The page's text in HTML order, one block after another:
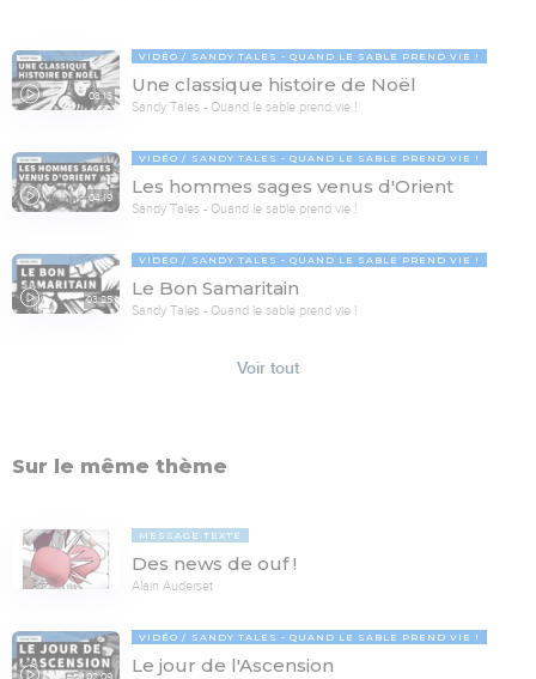
03:13
VIDÉO SANDY TALES - QUAND LE SABLE PREND VIE !
Une classique histoire de Noël
Sandy Tales - Quand le sable prend vie !
04:19
VIDÉO SANDY TALES - QUAND LE SABLE PREND VIE !
Les hommes sages venus d'Orient
Sandy Tales - Quand le sable prend vie !
03:25
VIDÉO SANDY TALES - QUAND LE SABLE PREND VIE !
Le Bon Samaritain
Sandy Tales - Quand le sable prend vie !
Voir tout
Sur le même thème
MESSAGE TEXTE
Des news de ouf !
Alain Auderset
VIDÉO SANDY TALES - QUAND LE SABLE PREND VIE !
Le jour de l'Ascension